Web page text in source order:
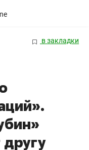
в закладки